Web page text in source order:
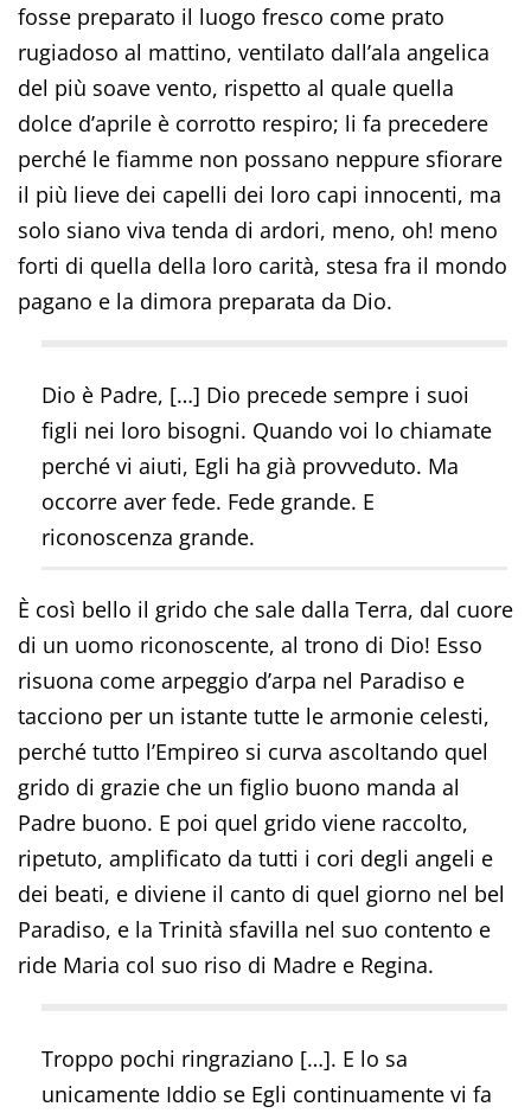
fosse preparato il luogo fresco come prato
rugiadoso al mattino, ventilato dall’ala angelica
del più soave vento, rispetto al quale quella
dolce d’aprile è corrotto respiro; li fa precedere
perché le fiamme non possano neppure sfiorare
il più lieve dei capelli dei loro capi innocenti, ma
solo siano viva tenda di ardori, meno, oh! meno
forti di quella della loro carità, stesa fra il mondo
pagano e la dimora preparata da Dio.
Dio è Padre, […] Dio precede sempre i suoi
figli nei loro bisogni. Quando voi lo chiamate
perché vi aiuti, Egli ha già provveduto. Ma
occorre aver fede. Fede grande. E
riconoscenza grande.
È così bello il grido che sale dalla Terra, dal cuore
di un uomo riconoscente, al trono di Dio! Esso
risuona come arpeggio d’arpa nel Paradiso e
tacciono per un istante tutte le armonie celesti,
perché tutto l’Empireo si curva ascoltando quel
grido di grazie che un figlio buono manda al
Padre buono. E poi quel grido viene raccolto,
ripetuto, amplificato da tutti i cori degli angeli e
dei beati, e diviene il canto di quel giorno nel bel
Paradiso, e la Trinità sfavilla nel suo contento e
ride Maria col suo riso di Madre e Regina.
Troppo pochi ringraziano […]. E lo sa
unicamente Iddio se Egli continuamente vi fa